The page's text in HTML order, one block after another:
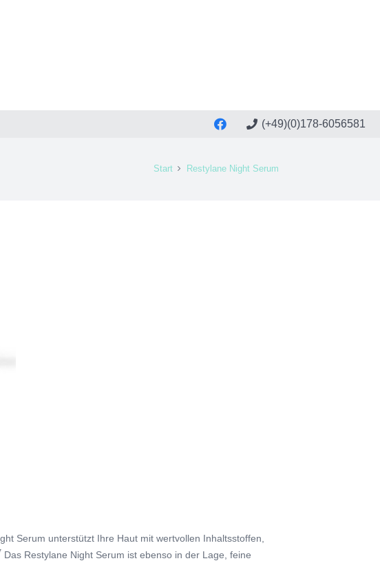
(+49)(0)178-6056581
Start Restylane Night Serum
Serum unterstützt Ihre Haut mit wertvollen Inhaltsstoffen,
Das Restylane Night Serum ist ebenso in der Lage, feine